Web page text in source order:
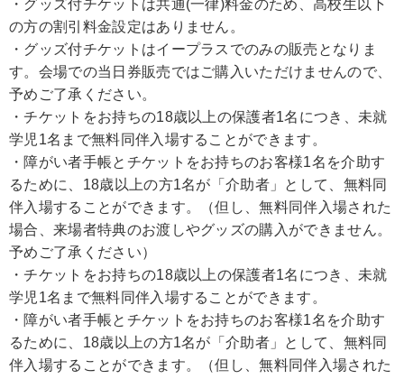
・グッズ付チケットは共通(一律)料金のため、高校生以下
の方の割引料金設定はありません。
・グッズ付チケットはイープラスでのみの販売となりま
す。会場での当日券販売ではご購入いただけませんので、
予めご了承ください。
・チケットをお持ちの18歳以上の保護者1名につき、未就
学児1名まで無料同伴入場することができます。
・障がい者手帳とチケットをお持ちのお客様1名を介助す
るために、18歳以上の方1名が「介助者」として、無料同
伴入場することができます。（但し、無料同伴入場された
場合、来場者特典のお渡しやグッズの購入ができません。
予めご了承ください）
・チケットをお持ちの18歳以上の保護者1名につき、未就
学児1名まで無料同伴入場することができます。
・障がい者手帳とチケットをお持ちのお客様1名を介助す
るために、18歳以上の方1名が「介助者」として、無料同
伴入場することができます。（但し、無料同伴入場された